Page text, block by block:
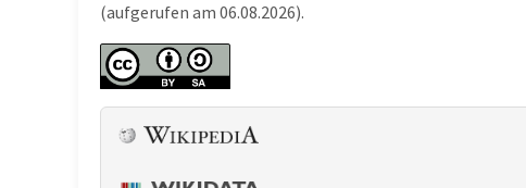
(aufgerufen am 06.08.2026).